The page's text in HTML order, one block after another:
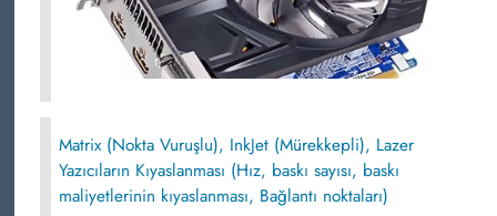
Matrix (Nokta Vuruşlu), InkJet (Mürekkepli), Lazer
Yazıcıların Kıyaslanması (Hız, baskı sayısı, baskı
maliyetlerinin kıyaslanması, Bağlantı noktaları)